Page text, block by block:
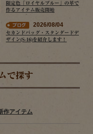
限定色「ロイヤルブルー」の革で
作るアイテム販売開始
2026/08/04
セカンドバッグ・スタンダードデ
ザイン(S-16)を紹介します！
で探す
作アイテム